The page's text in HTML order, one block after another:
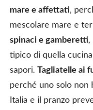
mare e affettati,
mescolare mare e
spinaci e gamberetti,
tipico di quella
sapori. Tagliatelle ai
perché uno solo non
Italia e il pranzo